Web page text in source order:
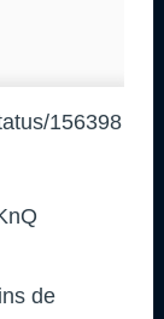
156398
de